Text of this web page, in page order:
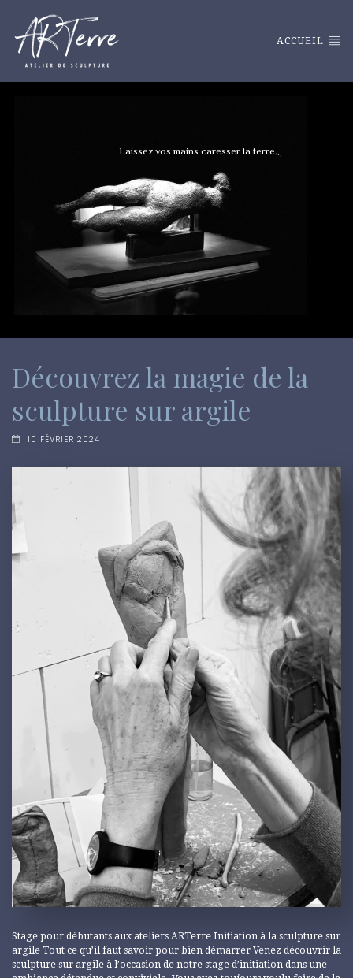
ACCUEIL
Laissezvos mains caresserla terre...
Découvrez la magie de la
sculpture sur argile
10 FÉVRIER 2024
Stage pour débutants aux ateliers ARTerre Initiation à la sculpture sur
argile Tout ce qu’il faut savoir pour bien démarrer Venez découvrir la
sculpture sur argile à l’occasion de notre stage d’initiation dans une